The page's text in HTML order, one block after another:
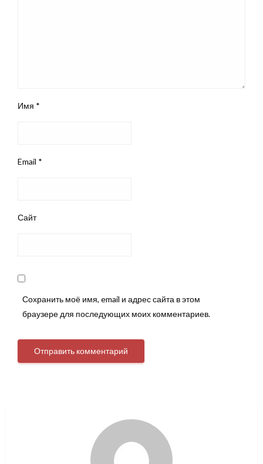
Имя *
Email *
Сайт
Сохранить моё имя, email и адрес сайта в этом
браузере для последующих моих комментариев.